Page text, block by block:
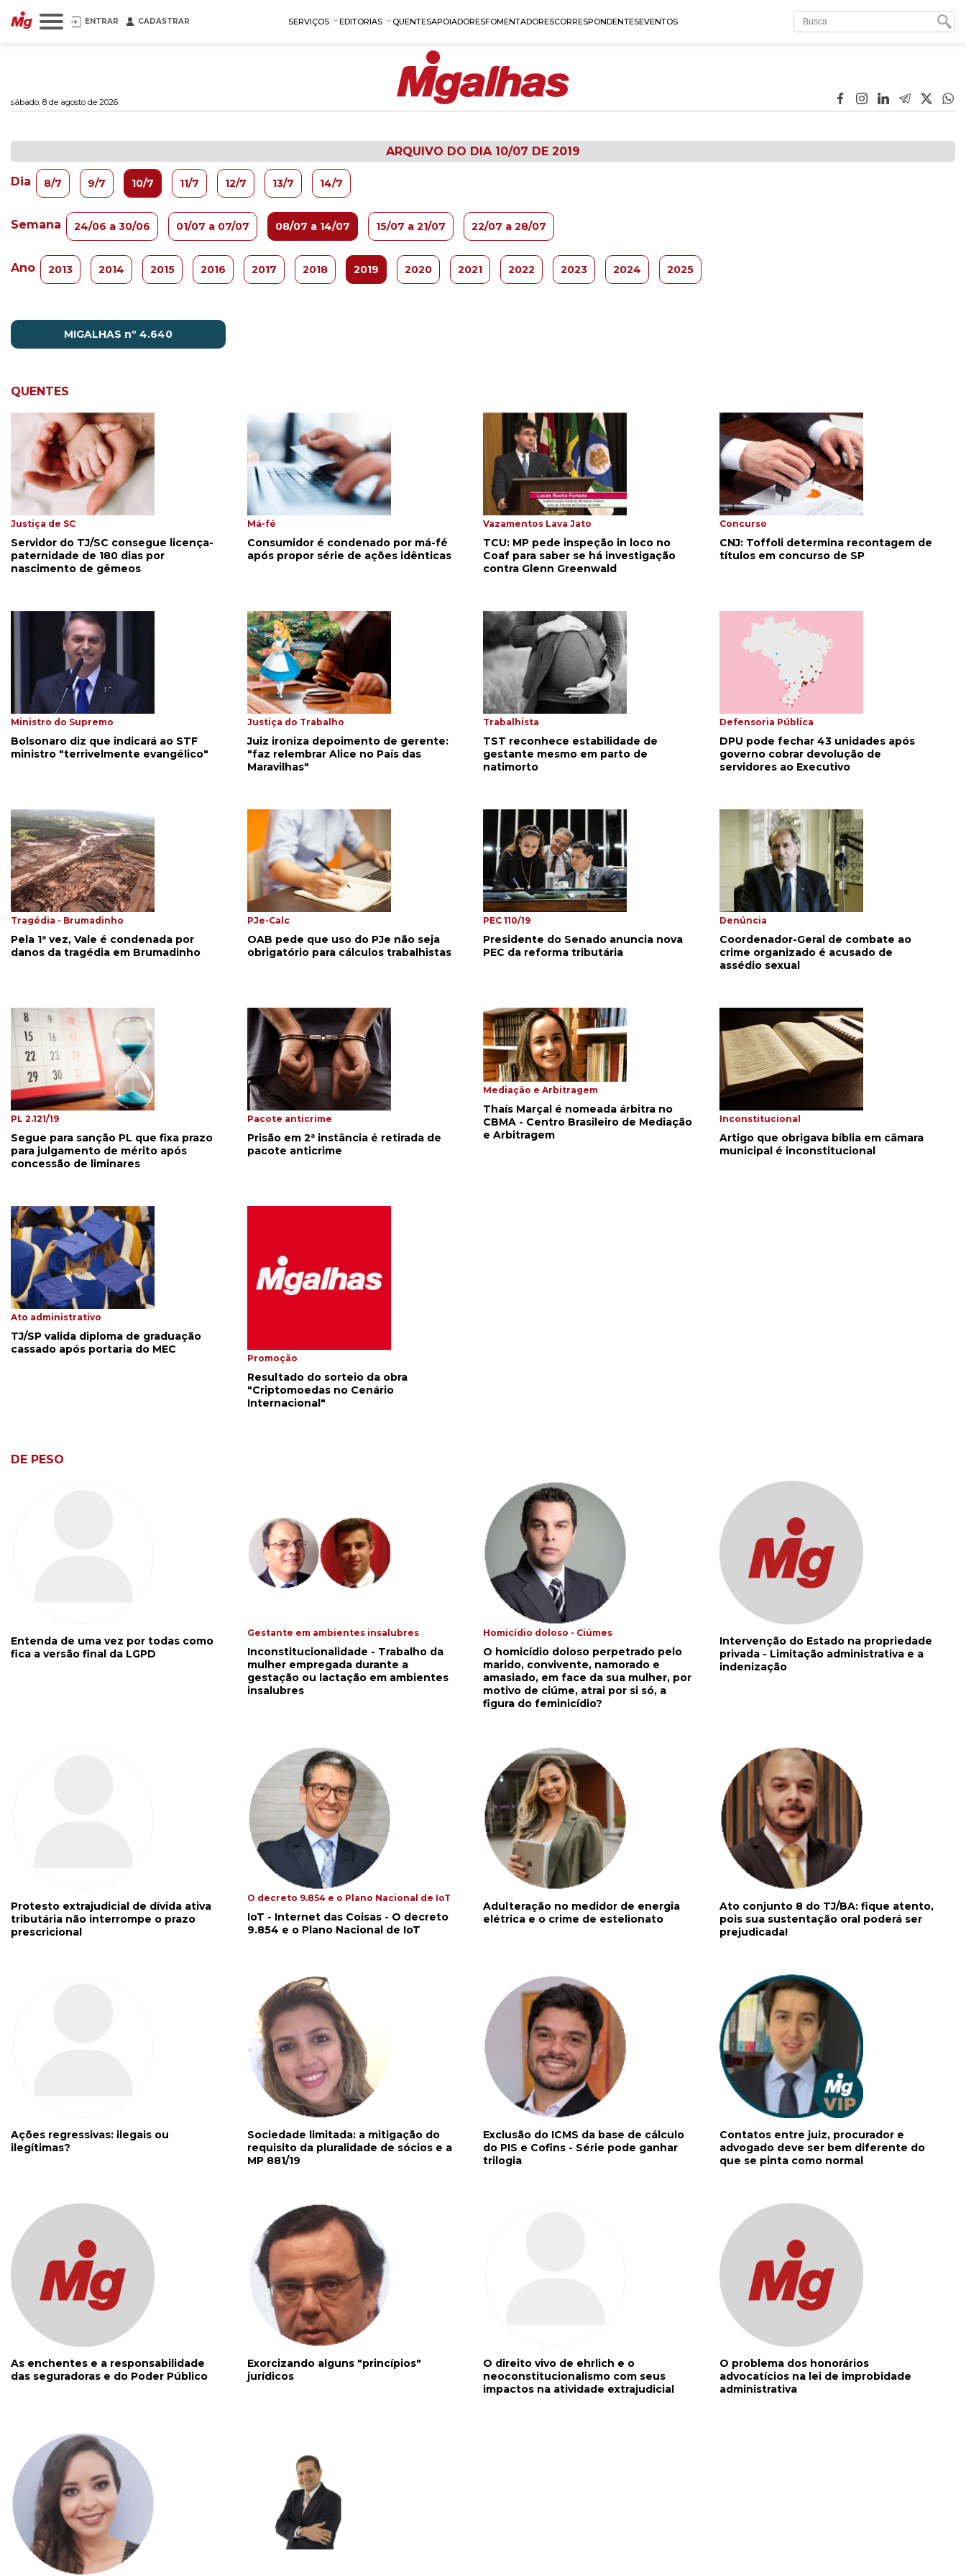
ENTRAR CADASTRAR SERVIÇOS EDITORIAS QUENTESAPOIADORESFOMENTADORESCORRESPONDENTESEVENTOS
sábado, 8 de agosto de 2026
ARQUIVO DO DIA 10/07 DE 2019
Dia 8/7 9/7 10/7 11/7 12/7 13/7 14/7
Semana 24/06 a 30/06 01/07 a 07/07 08/07 a 14/07 15/07 a 21/07 22/07 a 28/07
Ano 2013 2014 2015 2016 2017 2018 2019 2020 2021 2022 2023 2024 2025
MIGALHAS nº 4.640
QUENTES
Justiça de SC
Servidor do TJ/SC consegue licença-
paternidade de 180 dias por
nascimento de gêmeos
Má-fé
Consumidor é condenado por má-fé
após propor série de ações idênticas
Vazamentos Lava Jato
TCU: MP pede inspeção in loco no
Coaf para saber se há investigação
contra Glenn Greenwald
Concurso
CNJ: Toffoli determina recontagem de
títulos em concurso de SP
Ministro do Supremo
Bolsonaro diz que indicará ao STF
ministro "terrivelmente evangélico"
Justiça do Trabalho
Juiz ironiza depoimento de gerente:
"faz relembrar Alice no País das
Maravilhas"
Trabalhista
TST reconhece estabilidade de
gestante mesmo em parto de
natimorto
Defensoria Pública
DPU pode fechar 43 unidades após
governo cobrar devolução de
servidores ao Executivo
Tragédia - Brumadinho
Pela 1ª vez, Vale é condenada por
danos da tragédia em Brumadinho
PJe-Calc
OAB pede que uso do PJe não seja
obrigatório para cálculos trabalhistas
PEC 110/19
Presidente do Senado anuncia nova
PEC da reforma tributária
Denúncia
Coordenador-Geral de combate ao
crime organizado é acusado de
assédio sexual
PL 2.121/19
Segue para sanção PL que fixa prazo
para julgamento de mérito após
concessão de liminares
Pacote anticrime
Prisão em 2ª instância é retirada de
pacote anticrime
Mediação e Arbitragem
Thaís Marçal é nomeada árbitra no
CBMA - Centro Brasileiro de Mediação
e Arbitragem
Inconstitucional
Artigo que obrigava bíblia em câmara
municipal é inconstitucional
Ato administrativo
TJ/SP valida diploma de graduação
cassado após portaria do MEC
Promoção
Resultado do sorteio da obra
"Criptomoedas no Cenário
Internacional"
DE PESO
Entenda de uma vez por todas como
fica a versão final da LGPD
Gestante em ambientes insalubres
Inconstitucionalidade - Trabalho da
mulher empregada durante a
gestação ou lactação em ambientes
insalubres
Homicídio doloso - Ciúmes
O homicídio doloso perpetrado pelo
marido, convivente, namorado e
amasiado, em face da sua mulher, por
motivo de ciúme, atrai por si só, a
figura do feminicídio?
Intervenção do Estado na propriedade
privada - Limitação administrativa e a
indenização
Protesto extrajudicial de dívida ativa
tributária não interrompe o prazo
prescricional
O decreto 9.854 e o Plano Nacional de IoT
IoT - Internet das Coisas - O decreto
9.854 e o Plano Nacional de IoT
Adulteração no medidor de energia
elétrica e o crime de estelionato
Ato conjunto 8 do TJ/BA: fique atento,
pois sua sustentação oral poderá ser
prejudicada!
Ações regressivas: ilegais ou
ilegítimas?
Sociedade limitada: a mitigação do
requisito da pluralidade de sócios e a
MP 881/19
Exclusão do ICMS da base de cálculo
do PIS e Cofins - Série pode ganhar
trilogia
Contatos entre juiz, procurador e
advogado deve ser bem diferente do
que se pinta como normal
As enchentes e a responsabilidade
das seguradoras e do Poder Público
Exorcizando alguns "princípios"
jurídicos
O direito vivo de ehrlich e o
neoconstitucionalismo com seus
impactos na atividade extrajudicial
O problema dos honorários
advocatícios na lei de improbidade
administrativa